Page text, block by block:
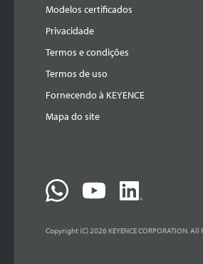
Modelos certificados
Privacidade
Termos e condições
Termos de uso
Fornecendo à KEYENCE
Mapa do site
Copyright (C) 2026 KEYENCE CORPORATION. All